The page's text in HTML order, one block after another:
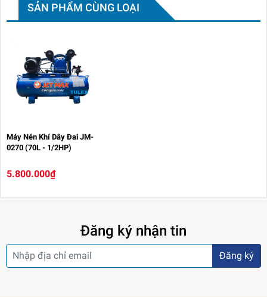
SẢN PHẨM CÙNG LOẠI
Máy Nén Khí Dây Đai JM-
0270 (70L - 1/2HP)
5.800.000₫
Đăng ký nhận tin
Đăng ký